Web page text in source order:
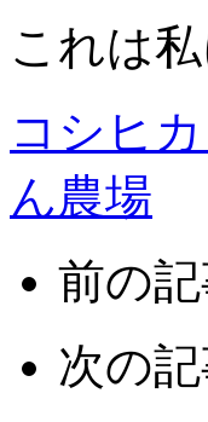
これは
コシヒ
ん農場
前の
次の